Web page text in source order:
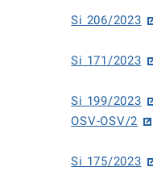
Si 206/2023
Si 171/2023
Si 199/2023
OSV-OSV/2
Si 175/2023